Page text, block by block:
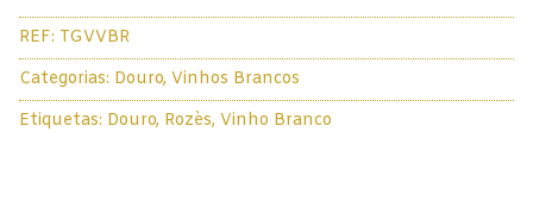
Bairrada
Dão
Terras
do
Grifo
Vinhas
Velhas
REF: TGVVBR
Categorias: Douro, Vinhos Brancos
Etiquetas: Douro, Rozès, Vinho Branco